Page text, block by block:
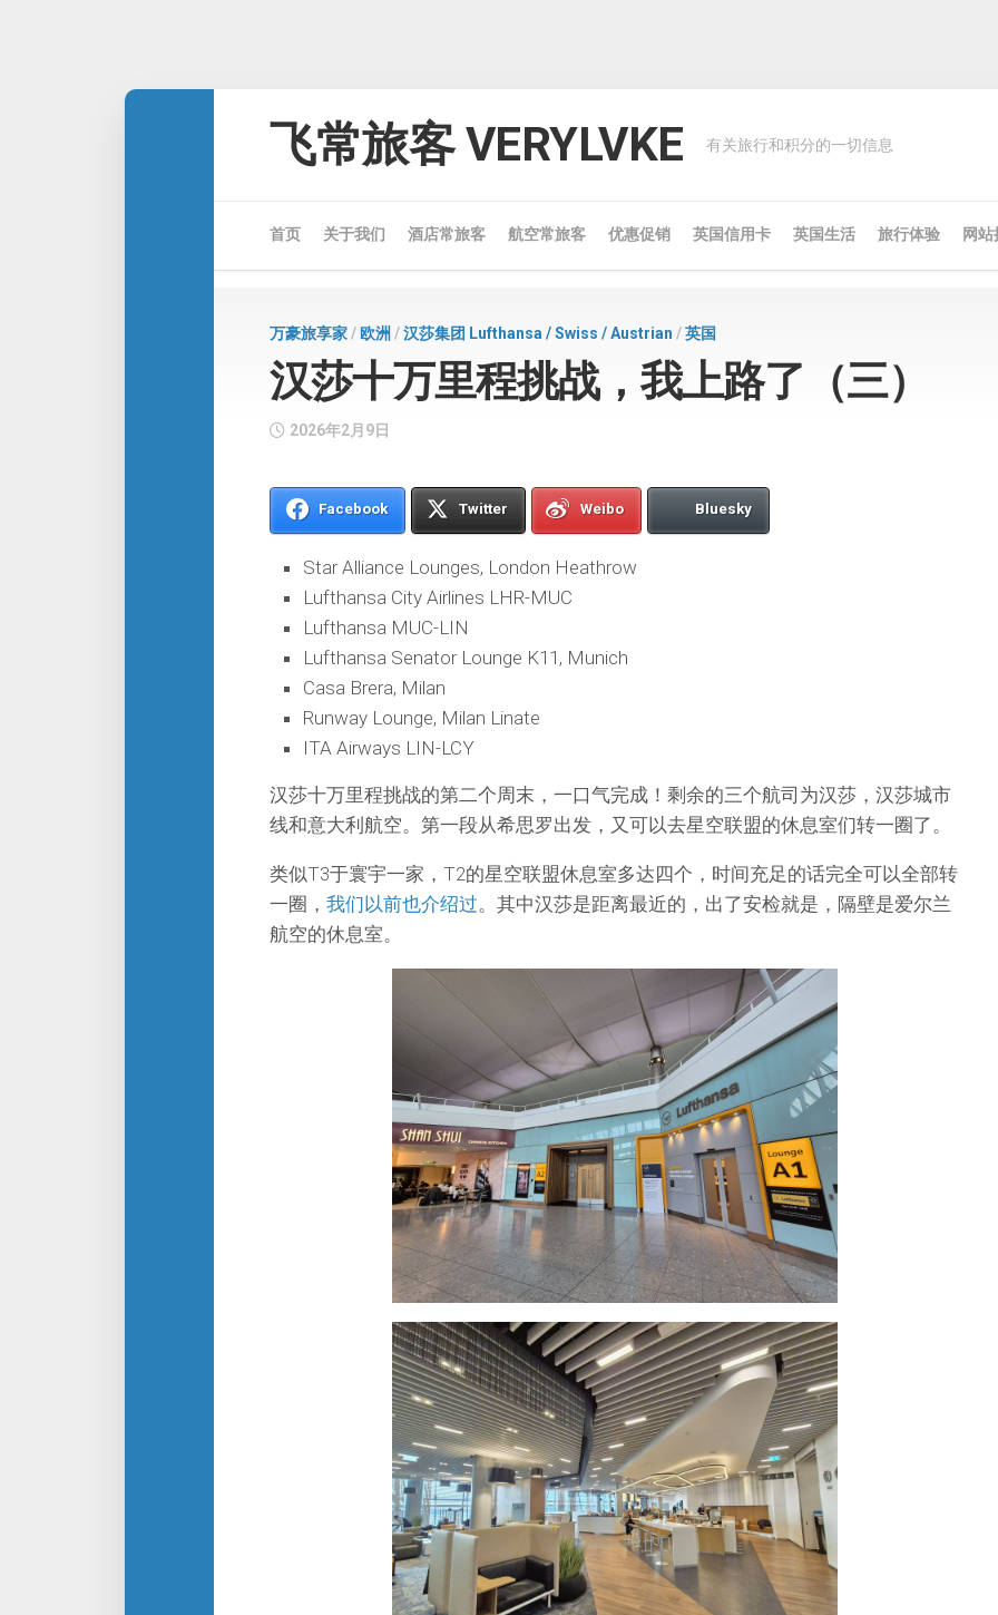
飞常旅客 VERYLVKE 有关旅行和积分的一切信息
首页 关于我们 酒店常旅客 航空常旅客 优惠促销 英国信用卡 英国生活 旅行体验 网
万豪旅享家/ 欧洲 /汉莎集团 Lufthansa / Swiss / Austrian /英国
汉莎十万里程挑战，我上路了（三）
2026年2月9日
Facebook Twitter Weibo Bluesky
Star Alliance Lounges, London Heathrow
Lufthansa City Airlines LHR-MUC
Lufthansa MUC-LIN
Lufthansa Senator Lounge K11, Munich
Casa Brera, Milan
Runway Lounge, Milan Linate
ITA Airways LIN-LCY
汉莎十万里程挑战的第二个周末，一口气完成！剩余的三个航司为汉莎，汉莎城市
线和意大利航空。第一段从希思罗出发，又可以去星空联盟的休息室们转一圈了。
类似T3于寰宇一家，T2的星空联盟休息室多达四个，时间充足的话完全可以全部转
一圈， 我们以前也介绍过。其中汉莎是距离最近的，出了安检就是，隔壁是爱尔兰
航空的休息室。